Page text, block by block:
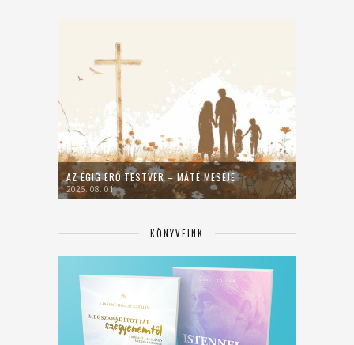
AZ ÉGIG ÉRŐ TESTVÉR – MÁTÉ MESÉJE
2026. 08. 01.
KÖNYVEINK